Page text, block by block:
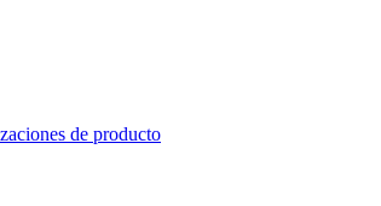
de producto